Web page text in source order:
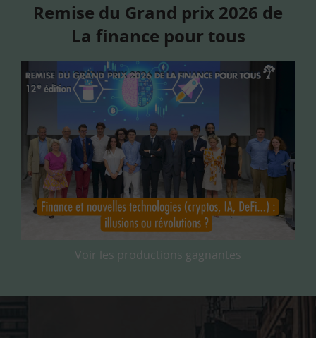
Remise du Grand prix 2026 de
La finance pour tous
Voir les productions gagnantes